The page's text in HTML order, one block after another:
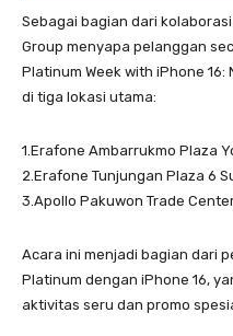
Sebagai bagian dari
Group menyapa pelanggan
Platinum Week with iPhone
di tiga lokasi utama:
1.Erafone Ambarrukmo Plaza
2.Erafone Tunjungan Plaza 6
3.Apollo Pakuwon Trade
Acara ini menjadi bagian dari
Platinum dengan iPhone 16,
aktivitas seru dan promo